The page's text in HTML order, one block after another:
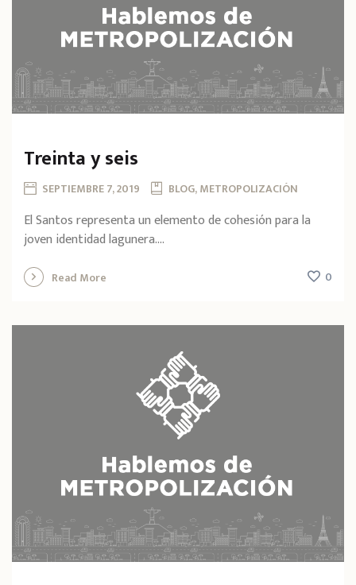
Treinta y seis
SEPTIEMBRE 7, 2019 BLOG, METROPOLIZACIÓN
El Santos representa un elemento de cohesión para la
joven identidad lagunera....
Read More 0